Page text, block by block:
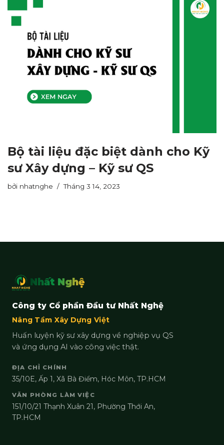
Bộ tài liệu đặc biệt dành cho Kỹ
sư Xây dựng – Kỹ sư QS
bởi nhatnghe Tháng 3 14, 2023
Nhất Nghệ
Công ty Cổ phần Đầu tư Nhất Nghệ
Nâng Tầm Xây Dựng Việt
Huấn luyện kỹ sư xây dựng về nghiệp vụ QS
và ứng dụng AI vào công việc thật.
ĐỊA CHỈ CHÍNH
35/10E, Ấp 1, Xã Bà Điểm, Hóc Môn, TP.HCM
VĂN PHÒNG LÀM VIỆC
151/10/21 Thạnh Xuân 21, Phường Thới An,
TP.HCM